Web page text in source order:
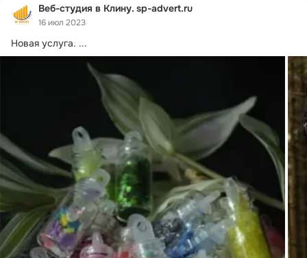
Веб-студия в Клину. sp-advert.ru
16 июл 2023
Новая услуга. ...